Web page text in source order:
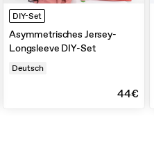
DIY-Set
Asymmetrisches Jersey-
Longsleeve DIY-Set
Deutsch
44€